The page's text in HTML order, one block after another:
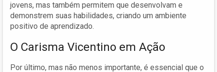
jovens, mas também permitem que desenvolvam e
demonstrem suas habilidades, criando um ambiente
positivo de aprendizado.
O Carisma Vicentino em Ação
Por último, mas não menos importante, é essencial que o